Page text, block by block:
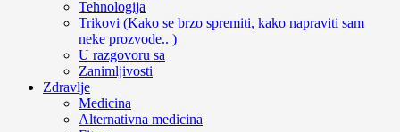
Tehnologija
Trikovi (Kako se brzo spremiti, kako napraviti sam
neke prozvode.. )
U razgovoru sa
Zanimljivosti
Zdravlje
Medicina
Alternativna medicina